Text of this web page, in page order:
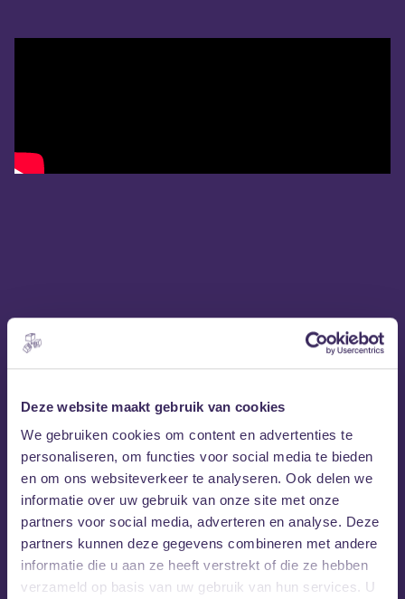
Deze website maakt gebruik van cookies
We gebruiken cookies om content en advertenties te
personaliseren, om functies voor social media te bieden
en om ons websiteverkeer te analyseren. Ook delen we
informatie over uw gebruik van onze site met onze
partners voor social media, adverteren en analyse. Deze
partners kunnen deze gegevens combineren met andere
informatie die u aan ze heeft verstrekt of die ze hebben
verzameld op basis van uw gebruik van hun services. U